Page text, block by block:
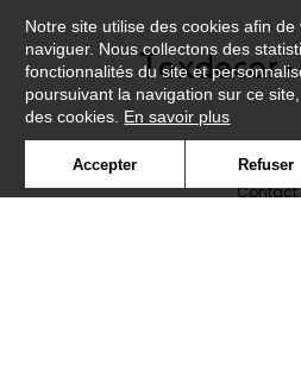
Contact
Notre site utilise des cookies afin
naviguer. Nous collectons des
fonctionnalités du site et
poursuivant la navigation sur ce
des cookies. En savoir plus
Accepter Refuser